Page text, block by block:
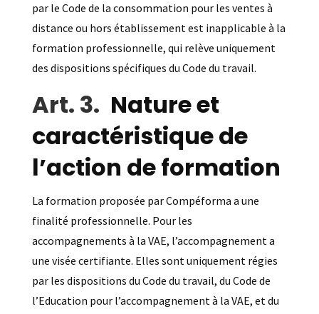
par le Code de la consommation pour les ventes à
distance ou hors établissement est inapplicable à la
formation professionnelle, qui relève uniquement
des dispositions spécifiques du Code du travail.
Nature et
caractéristique de
l’action de formation
La formation proposée par Compéforma a une
finalité professionnelle. Pour les
accompagnements à la VAE, l’accompagnement a
une visée certifiante. Elles sont uniquement régies
par les dispositions du Code du travail, du Code de
l’Education pour l’accompagnement à la VAE, et du